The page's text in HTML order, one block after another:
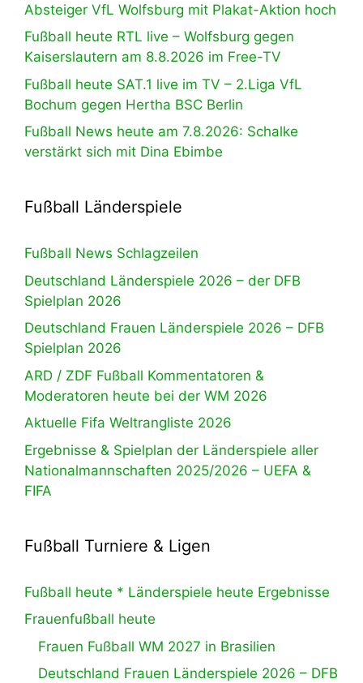
Absteiger VfL Wolfsburg mit Plakat-Aktion hoch
Fußball heute RTL live – Wolfsburg gegen
Kaiserslautern am 8.8.2026 im Free-TV
Fußball heute SAT.1 live im TV – 2.Liga VfL
Bochum gegen Hertha BSC Berlin
Fußball News heute am 7.8.2026: Schalke
verstärkt sich mit Dina Ebimbe
Fußball Länderspiele
Fußball News Schlagzeilen
Deutschland Länderspiele 2026 – der DFB
Spielplan 2026
Deutschland Frauen Länderspiele 2026 – DFB
Spielplan 2026
ARD / ZDF Fußball Kommentatoren &
Moderatoren heute bei der WM 2026
Aktuelle Fifa Weltrangliste 2026
Ergebnisse & Spielplan der Länderspiele aller
Nationalmannschaften 2025/2026 – UEFA &
FIFA
Fußball Turniere & Ligen
Fußball heute * Länderspiele heute Ergebnisse
Frauenfußball heute
Frauen Fußball WM 2027 in Brasilien
Deutschland Frauen Länderspiele 2026 – DFB